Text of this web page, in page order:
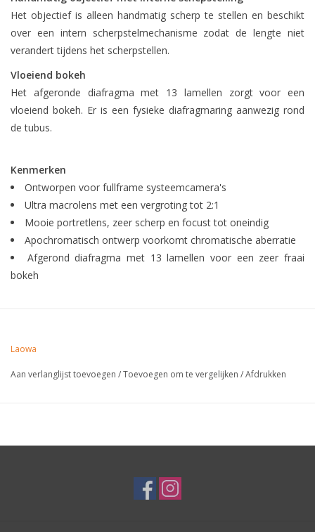
Het objectief is alleen handmatig scherp te stellen en beschikt
over een intern scherpstelmechanisme zodat de lengte niet
verandert tijdens het scherpstellen.
Vloeiend bokeh
Het afgeronde diafragma met 13 lamellen zorgt voor een
vloeiend bokeh. Er is een fysieke diafragmaring aanwezig rond
de tubus.
Kenmerken
Ontworpen voor fullframe systeemcamera's
Ultra macrolens met een vergroting tot 2:1
Mooie portretlens, zeer scherp en focust tot oneindig
Apochromatisch ontwerp voorkomt chromatische aberratie
Afgerond diafragma met 13 lamellen voor een zeer fraai
bokeh
Laowa
Aan verlanglijst toevoegen /Toevoegen om te vergelijken /Afdrukken